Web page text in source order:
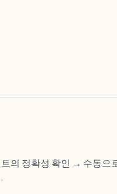
의 정확성 확인 → 수동으